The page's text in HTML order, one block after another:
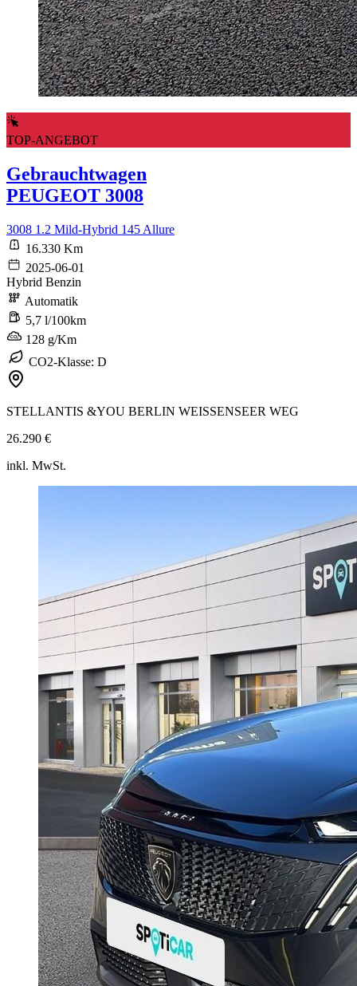
TOP-ANGEBOT
Gebrauchtwagen
PEUGEOT 3008
3008 1.2 Mild-Hybrid 145 Allure
16.330 Km
2025-06-01
Hybrid Benzin
Automatik
5,7 l/100km
128 g/Km
CO2-Klasse: D
STELLANTIS &YOU BERLIN WEISSENSEER WEG
26.290 €
inkl. MwSt.